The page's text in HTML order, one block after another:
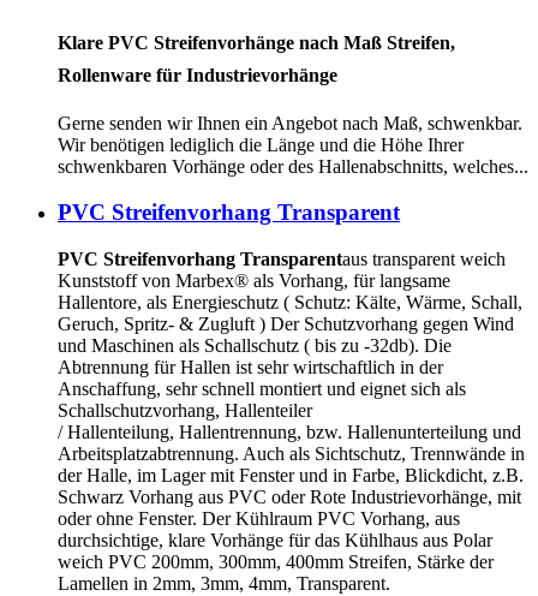
Klare PVC Streifenvorhänge nach Maß Streifen,
Rollenware für Industrievorhänge
Gerne senden wir Ihnen ein Angebot nach Maß, schwenkbar.
Wir benötigen lediglich die Länge und die Höhe Ihrer
schwenkbaren Vorhänge oder des Hallenabschnitts, welches...
PVC Streifenvorhang Transparent
PVC Streifenvorhang Transparentaus transparent weich
Kunststoff von Marbex® als Vorhang, für langsame
Hallentore, als Energieschutz ( Schutz: Kälte, Wärme, Schall,
Geruch, Spritz- & Zugluft ) Der Schutzvorhang gegen Wind
und Maschinen als Schallschutz ( bis zu -32db). Die
Abtrennung für Hallen ist sehr wirtschaftlich in der
Anschaffung, sehr schnell montiert und eignet sich als
Schallschutzvorhang, Hallenteiler
/Hallenteilung, Hallentrennung, bzw. Hallenunterteilung und
Arbeitsplatzabtrennung. Auch als Sichtschutz, Trennwände in
der Halle, im Lager mit Fenster und in Farbe, Blickdicht, z.B.
Schwarz Vorhang aus PVC oder Rote Industrievorhänge, mit
oder ohne Fenster. Der Kühlraum PVC Vorhang, aus
durchsichtige, klare Vorhänge für das Kühlhaus aus Polar
weich PVC 200mm, 300mm, 400mm Streifen, Stärke der
Lamellen in 2mm, 3mm, 4mm, Transparent.